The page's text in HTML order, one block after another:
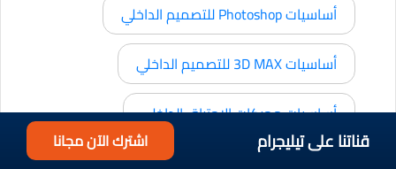
أساسيات Photoshop للتصميم الداخلي
أساسيات 3D MAX للتصميم الداخلي
أساسيات محركات الاحتراق الداخلي
قناتنا على تيليجرام اشترك الآن مجانا